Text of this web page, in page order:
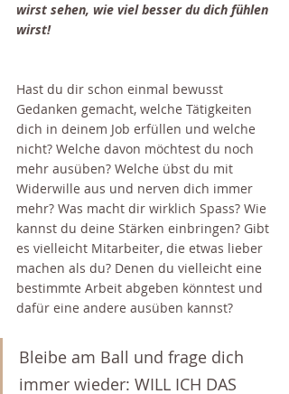
wirst sehen, wie viel besser du dich fühlen
wirst!
Hast du dir schon einmal bewusst
Gedanken gemacht, welche Tätigkeiten
dich in deinem Job erfüllen und welche
nicht? Welche davon möchtest du noch
mehr ausüben? Welche übst du mit
Widerwille aus und nerven dich immer
mehr? Was macht dir wirklich Spass? Wie
kannst du deine Stärken einbringen? Gibt
es vielleicht Mitarbeiter, die etwas lieber
machen als du? Denen du vielleicht eine
bestimmte Arbeit abgeben könntest und
dafür eine andere ausüben kannst?
Bleibe am Ball und frage dich
immer wieder: WILL ICH DAS